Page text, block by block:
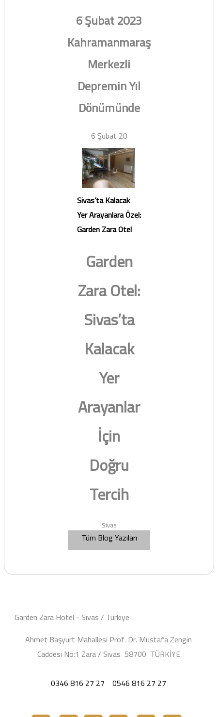
6 Şubat 2023
Kahramanmaraş
Merkezli
Depremin Yıl
Dönümünde
6 Şubat 20
Sivas’ta Kalacak
Yer Arayanlara Özel:
Garden Zara Otel
Garden
Zara Otel:
Sivas’ta
Kalacak
Yer
Arayanlar
İçin
Doğru
Tercih
Sivas
Tüm Blog Yazıları
Garden Zara Hotel - Sivas / Türkiye
Ahmet Başyurt Mahallesi Prof. Dr. Mustafa Zengin
Caddesi No:1 Zara / Sivas 58700 TÜRKİYE
0346 816 27 27 0546 816 27 27